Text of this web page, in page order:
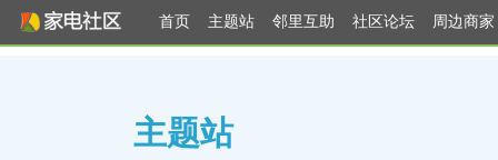
首页 主题站 邻里互助 社区论坛 周边商家
主题站